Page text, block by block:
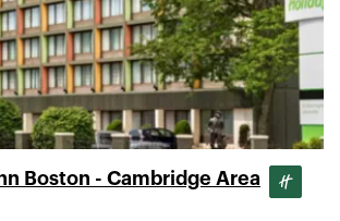
Boston - Cambridge Area